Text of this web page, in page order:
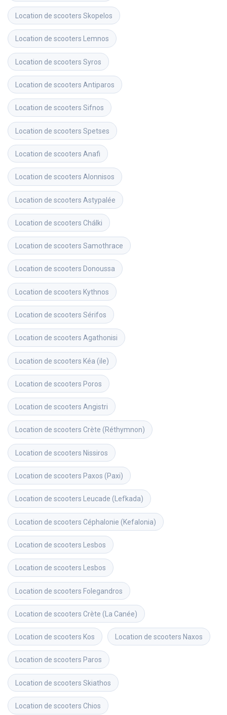
Location de scooters Skopelos
Location de scooters Lemnos
Location de scooters Syros
Location de scooters Antiparos
Location de scooters Sifnos
Location de scooters Spetses
Location de scooters Anafi
Location de scooters Alonnisos
Location de scooters Astypalée
Location de scooters Chálki
Location de scooters Samothrace
Location de scooters Donoussa
Location de scooters Kythnos
Location de scooters Sérifos
Location de scooters Agathonisi
Location de scooters Kéa (ile)
Location de scooters Poros
Location de scooters Angistri
Location de scooters Crète (Réthymnon)
Location de scooters Nissiros
Location de scooters Paxos (Paxi)
Location de scooters Leucade (Lefkada)
Location de scooters Céphalonie (Kefalonia)
Location de scooters Lesbos
Location de scooters Lesbos
Location de scooters Folegandros
Location de scooters Crète (La Canée)
Location de scooters Kos Location de scooters Naxos
Location de scooters Paros
Location de scooters Skiathos
Location de scooters Chios